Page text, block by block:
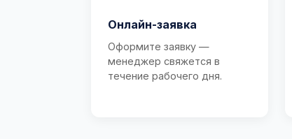
Онлайн-заявка
Оформите заявку —
менеджер свяжется в
течение рабочего дня.